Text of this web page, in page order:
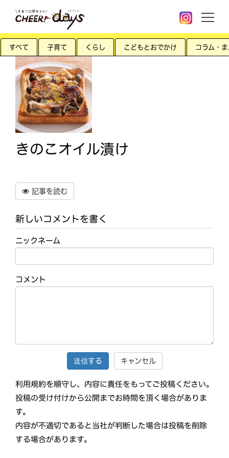
すべて 子育て くらし こどもとおでかけ コラム・
きのこオイル漬け
記事を読む
新しいコメントを書く
ニックネーム
コメント
キャンセル
利用規約を順守し、内容に責任をもってご投稿ください。
投稿の受け付けから公開までお時間を頂く場合がありま
す。
内容が不適切であると当社が判断した場合は投稿を削除
する場合があります。